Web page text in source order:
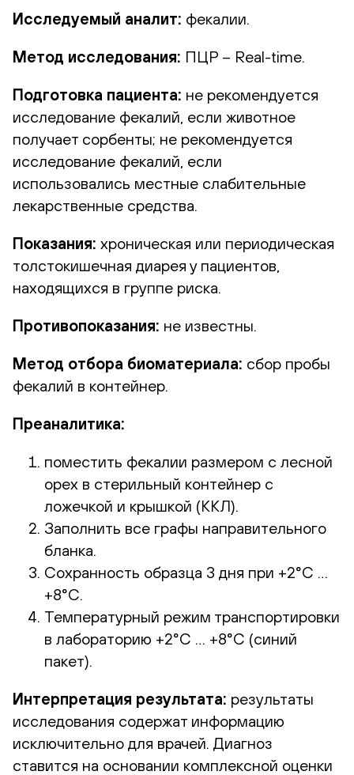
Исследуемый аналит: фекалии.
Метод исследования: ПЦР – Real-time.
Подготовка пациента: не рекомендуется
исследование фекалий, если животное
получает сорбенты; не рекомендуется
исследование фекалий, если
использовались местные слабительные
лекарственные средства.
Показания: хроническая или периодическая
толстокишечная диарея у пациентов,
находящихся в группе риска.
Противопоказания: не известны.
Метод отбора биоматериала: сбор пробы
фекалий в контейнер.
Преаналитика:
поместить фекалии размером с лесной
орех в стерильный контейнер с
ложечкой и крышкой (ККЛ).
Заполнить все графы направительного
бланка.
Сохранность образца 3 дня при +2°С …
+8°С.
Температурный режим транспортировки
в лабораторию +2°С … +8°С (синий
пакет).
Интерпретация результата: результаты
исследования содержат информацию
исключительно для врачей. Диагноз
ставится на основании комплексной оценки